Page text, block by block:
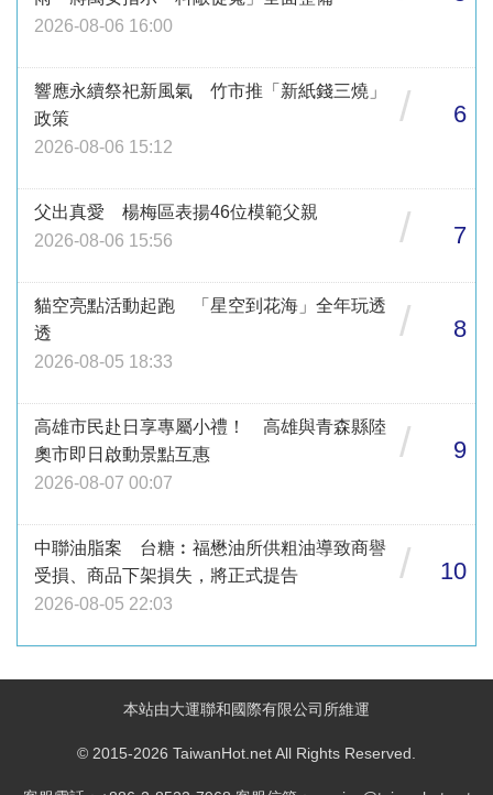
2026-08-06 16:00
響應永續祭祀新風氣 竹市推「新紙錢三燒」
政策
2026-08-06 15:12
/ 6
父出真愛 楊梅區表揚46位模範父親
2026-08-06 15:56
/ 7
貓空亮點活動起跑 「星空到花海」全年玩透
透
2026-08-05 18:33
/ 8
高雄市民赴日享專屬小禮！ 高雄與青森縣陸
奧市即日啟動景點互惠
2026-08-07 00:07
/ 9
中聯油脂案 台糖︰福懋油所供粗油導致商譽
受損、商品下架損失，將正式提告
2026-08-05 22:03
/ 10
本站由大運聯和國際有限公司所維運
© 2015-2026 TaiwanHot.net All Rights Reserved.